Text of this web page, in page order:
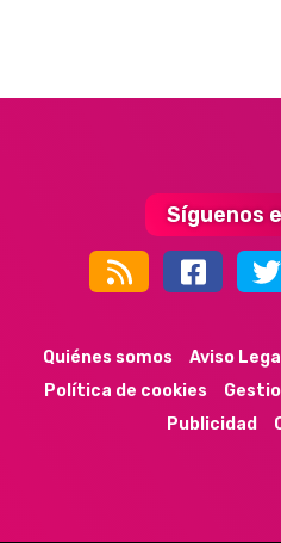
Síguenos
44k 9k
Quiénes somos Aviso Legal
Política de cookies
Publicidad